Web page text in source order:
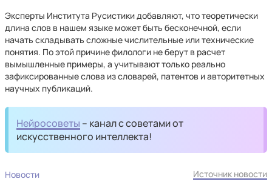
Эксперты Института Русистики добавляют, что теоретически
длина слов в нашем языке может быть бесконечной, если
начать складывать сложные числительные или технические
понятия. По этой причине филологи не берут в расчет
вымышленные примеры, а учитывают только реально
зафиксированные слова из словарей, патентов и авторитетных
научных публикаций.
Нейросоветы – канал с советами от
искусственного интеллекта!
Новости Источник новости